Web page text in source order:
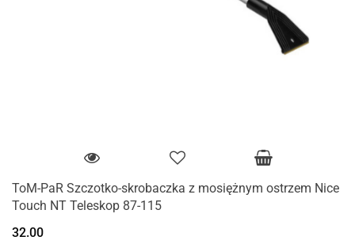
ToM-PaR Szczotko-skrobaczka z mosiężnym ostrzem Nice
Touch NT Teleskop 87-115
32.00